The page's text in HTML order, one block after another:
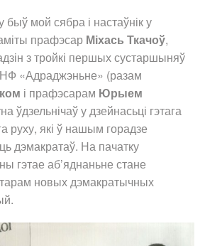
мой сябра і настаўнік у
прафэсар Міхась Ткачоў,
з тройкі першых сустаршыняў
«Адраджэньне» (разам
і прафэсарам Юрыем
ўдзельнічаў у дзейнасьці гэтага
руху, які ў нашым горадзе
дэмакратаў. На пачатку
гэтае аб’яднаньне стане
новых дэмакратычных